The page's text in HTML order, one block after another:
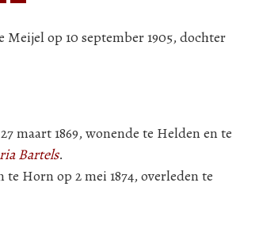
Meijel op 10 september 1905, dochter
maart 1869, wonende te Helden en te
Bartels.
te Horn op 2 mei 1874, overleden te